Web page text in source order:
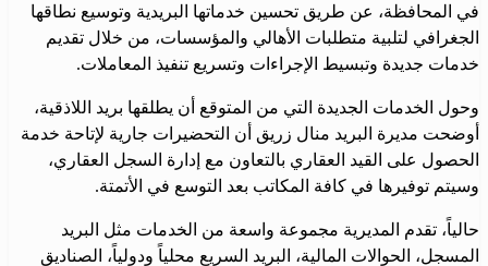
في المحافظة، عن طريق تحسين خدماتها البريدية وتوسيع نطاقها
الجغرافي لتلبية متطلبات الأهالي والمؤسسات، من خلال تقديم
خدمات جديدة وتبسيط الإجراءات وتسريع تنفيذ المعاملات.
وحول الخدمات الجديدة التي من المتوقع أن يطلقها بريد اللاذقية،
أوضحت مديرة البريد منال زريق أن التحضيرات جارية لإتاحة خدمة
الحصول على القيد العقاري بالتعاون مع إدارة السجل العقاري،
وسيتم توفيرها في كافة المكاتب بعد التوسع في الأتمتة.
حالياً، تقدم المديرية مجموعة واسعة من الخدمات مثل البريد
المسجل، الحوالات المالية، البريد السريع محلياً ودولياً، الصناديق